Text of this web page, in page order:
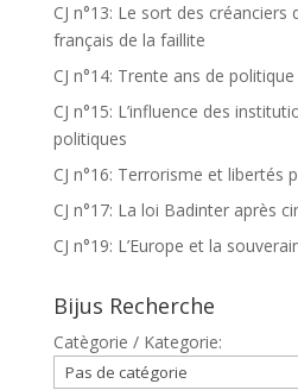
CJ n°13: Le sort des
français de la faillite
CJ n°14: Trente ans de
CJ n°15: L’influence des
politiques
CJ n°16: Terrorisme et libertés
CJ n°17: La loi Badinter après
CJ n°19: L’Europe et la
Bijus Recherche
Catègorie / Kategorie: